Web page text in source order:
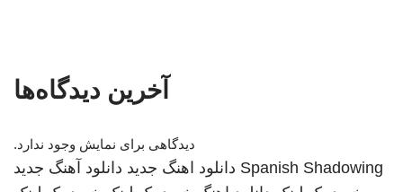
آخرین دیدگاه‌ها
دیدگاهی برای نمایش وجود ندارد.
Spanish Shadowing دانلود اهنگ جدید دانلود آهنگ جدید